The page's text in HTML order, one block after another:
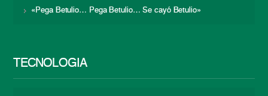
«Pega Betulio… Pega Betulio… Se cayó Betulio»
TECNOLOGÍA